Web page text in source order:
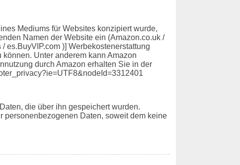
Mediums für Websites konzipiert wurde,
Namen der Website ein (Amazon.co.uk /
es.BuyVIP.com )] Werbekostenerstattung
Unter anderem kann Amazon
durch Amazon erhalten Sie in der
die über ihn gespeichert wurden.
personenbezogenen Daten, soweit dem keine